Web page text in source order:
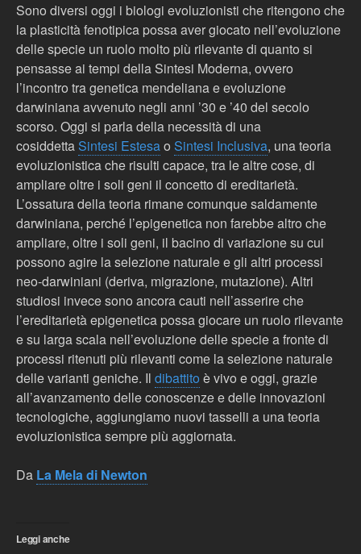
Sono diversi oggi i biologi evoluzionisti che ritengono che
la plasticità fenotipica possa aver giocato nell’evoluzione
delle specie un ruolo molto più rilevante di quanto si
pensasse ai tempi della Sintesi Moderna, ovvero
l’incontro tra genetica mendeliana e evoluzione
darwiniana avvenuto negli anni ’30 e ’40 del secolo
scorso. Oggi si parla della necessità di una
cosiddettaSintesi Estesao Sintesi Inclusiva, una teoria
evoluzionistica che risulti capace, tra le altre cose, di
ampliare oltre i soli geni il concetto di ereditarietà.
L’ossatura della teoria rimane comunque saldamente
darwiniana, perché l’epigenetica non farebbe altro che
ampliare, oltre i soli geni, il bacino di variazione su cui
possono agire la selezione naturale e gli altri processi
neo-darwiniani (deriva, migrazione, mutazione). Altri
studiosi invece sono ancora cauti nell’asserire che
l’ereditarietà epigenetica possa giocare un ruolo rilevante
e su larga scala nell’evoluzione delle specie a fronte di
processi ritenuti più rilevanti come la selezione naturale
delle varianti geniche. Il dibattito è vivo e oggi, grazie
all’avanzamento delle conoscenze e delle innovazioni
tecnologiche, aggiungiamo nuovi tasselli a una teoria
evoluzionistica sempre più aggiornata.
Da La Mela di Newton
Leggi anche